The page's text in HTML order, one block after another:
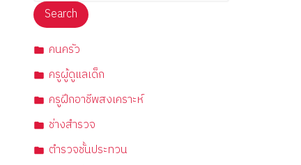
Search
คนครัว
ครูผู้ดูแลเด็ก
ครูฝึกอาชีพสงเคราะห์
ช่างสำรวจ
ตำรวจชั้นประทวน